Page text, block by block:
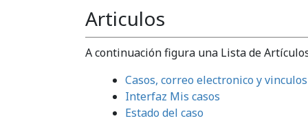
Articulos
A continuación figura una Lista de
Casos, correo electronico y
Interfaz Mis casos
Estado del caso